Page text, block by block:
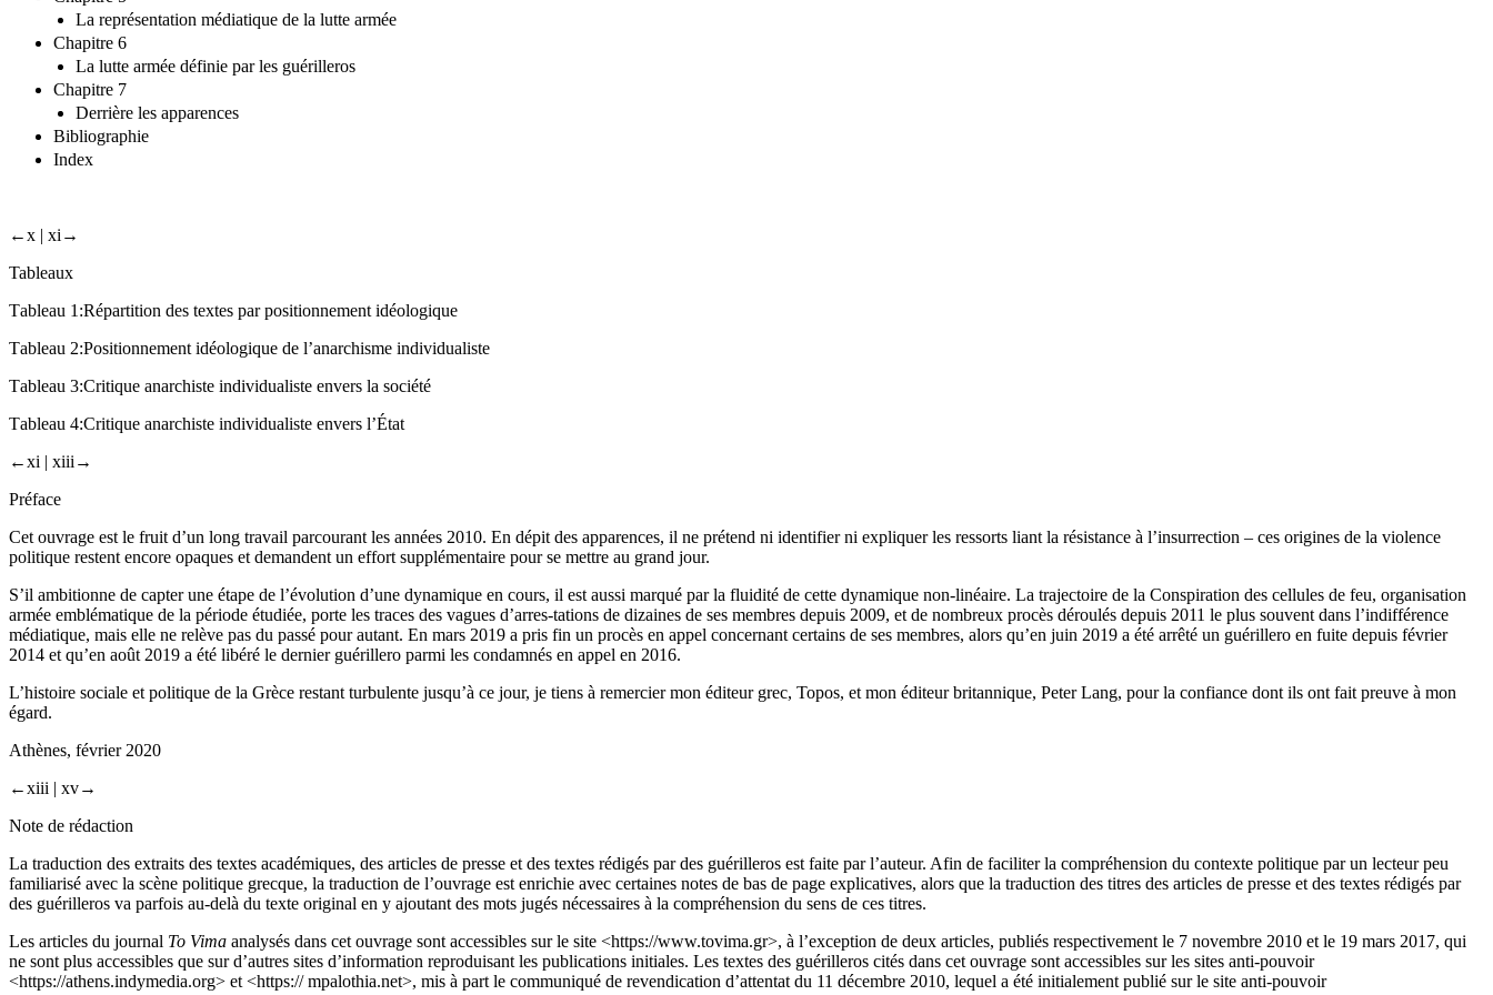
La représentation médiatique de la lutte armée
Chapitre 6
La lutte armée définie par les guérilleros
Chapitre 7
Derrière les apparences
Bibliographie
Index
←x | xi→
Tableaux
Τableau 1:Répartition des textes par positionnement idéologique
Τableau 2:Positionnement idéologique de l’anarchisme individualiste
Τableau 3:Critique anarchiste individualiste envers la société
Τableau 4:Critique anarchiste individualiste envers l’État
←xi | xiii→
Préface
Cet ouvrage est le fruit d’un long travail parcourant les années 2010. En dépit des apparences, il ne prétend ni identifier ni expliquer les ressorts liant la résistance à l’insurrection – ces origines de la violence
politique restent encore opaques et demandent un effort supplémentaire pour se mettre au grand jour.
S’il ambitionne de capter une étape de l’évolution d’une dynamique en cours, il est aussi marqué par la fluidité de cette dynamique non-linéaire. La trajectoire de la Conspiration des cellules de feu, organisation
armée emblématique de la période étudiée, porte les traces des vagues d’arres-tations de dizaines de ses membres depuis 2009, et de nombreux procès déroulés depuis 2011 le plus souvent dans l’indifférence
médiatique, mais elle ne relève pas du passé pour autant. En mars 2019 a pris fin un procès en appel concernant certains de ses membres, alors qu’en juin 2019 a été arrêté un guérillero en fuite depuis février
2014 et qu’en août 2019 a été libéré le dernier guérillero parmi les condamnés en appel en 2016.
L’histoire sociale et politique de la Grèce restant turbulente jusqu’à ce jour, je tiens à remercier mon éditeur grec, Topos, et mon éditeur britannique, Peter Lang, pour la confiance dont ils ont fait preuve à mon
égard.
Athènes, février 2020
←xiii | xv→
Note de rédaction
La traduction des extraits des textes académiques, des articles de presse et des textes rédigés par des guérilleros est faite par l’auteur. Afin de faciliter la compréhension du contexte politique par un lecteur peu
familiarisé avec la scène politique grecque, la traduction de l’ouvrage est enrichie avec certaines notes de bas de page explicatives, alors que la traduction des titres des articles de presse et des textes rédigés par
des guérilleros va parfois au-delà du texte original en y ajoutant des mots jugés nécessaires à la compréhension du sens de ces titres.
Les articles du journal To Vima analysés dans cet ouvrage sont accessibles sur le site <https://www.tovima.gr>, à l’exception de deux articles, publiés respectivement le 7 novembre 2010 et le 19 mars 2017, qui
ne sont plus accessibles que sur d’autres sites d’information reproduisant les publications initiales. Les textes des guérilleros cités dans cet ouvrage sont accessibles sur les sites anti-pouvoir
<https://athens.indymedia.org> et <https:// mpalothia.net>, mis à part le communiqué de revendication d’attentat du 11 décembre 2010, lequel a été initialement publié sur le site anti-pouvoir